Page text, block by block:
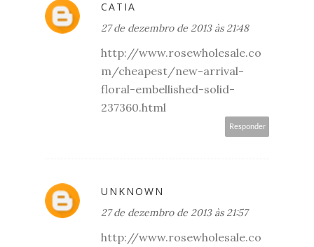
CATIA
27 de dezembro de 2013 às 21:48
http://www.rosewholesale.co
m/cheapest/new-arrival-
floral-embellished-solid-
237360.html
Responder
UNKNOWN
27 de dezembro de 2013 às 21:57
http://www.rosewholesale.co